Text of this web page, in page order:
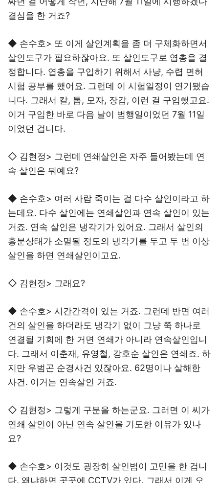
결심을 한 거죠?
◆ 손수호> 또 이게 살인계획을 좀 더 구체화하면서
살인도구가 필요하잖아요. 또 살인도구로 엽총을 결
정합니다. 엽총을 구입하기 위해서 사냥, 수렵 면허
시험 공부를 했어요. 그런데 이 시험일정이 연기됐습
니다. 그래서 칼, 톱, 모자, 장갑, 이런 걸 구입했고요.
이거 구입한 바로 다음 날이 범행일이었던 7월 11일
이었던 겁니다.
◇ 김현정> 그런데 연쇄살인은 자주 들어봤는데 연
속 살인은 뭐예요?
◆ 손수호> 여러 사람 죽이는 걸 다수 살인이라고 하
는데요. 다수 살인에는 연쇄살인과 연속 살인이 있는
거죠. 연속 살인은 냉각기가 있어요. 그래서 살인의
흥분상태가 소멸될 정도의 냉각기를 두고 두 번 이상
살인을 하면 연쇄살인이고요.
◇ 김현정> 그래요?
◆ 손수호> 시간간격이 있는 거죠. 그런데 반면 여러
건의 살인을 하더라도 냉각기 없이 그냥 쭉 하나로
연결될 기회에 한 거면 연쇄가 아니라 연속살인입니
다. 그래서 이춘재, 유영철, 강호순 살인은 연쇄죠. 하
지만 우범곤 순경사건 있잖아요. 62명이나 살해한
사건. 이거는 연속살인 거죠.
◇ 김현정> 그렇게 구분을 하는군요. 그러면 이 씨가
연쇄 살인이 아닌 연속 살인을 기도한 이유가 있나
요?
◆ 손수호> 이것도 굉장히 살인범이 고민을 한 겁니
다. 왜냐하면 곳곳에 CCTV가 있다. 그래서 이게 오